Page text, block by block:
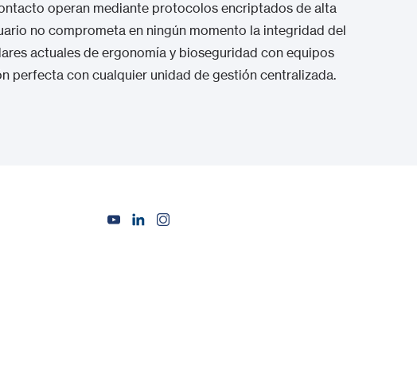
operan mediante protocolos encriptados de alta
no comprometa en ningún momento la integridad del
actuales de ergonomía y bioseguridad con equipos
perfecta con cualquier unidad de gestión centralizada.